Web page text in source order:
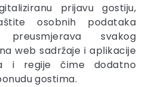
prijavu gostiju,
osobnih podataka
svakog
web sadržaje i aplikacije
i regije čime dodatno
gostima.